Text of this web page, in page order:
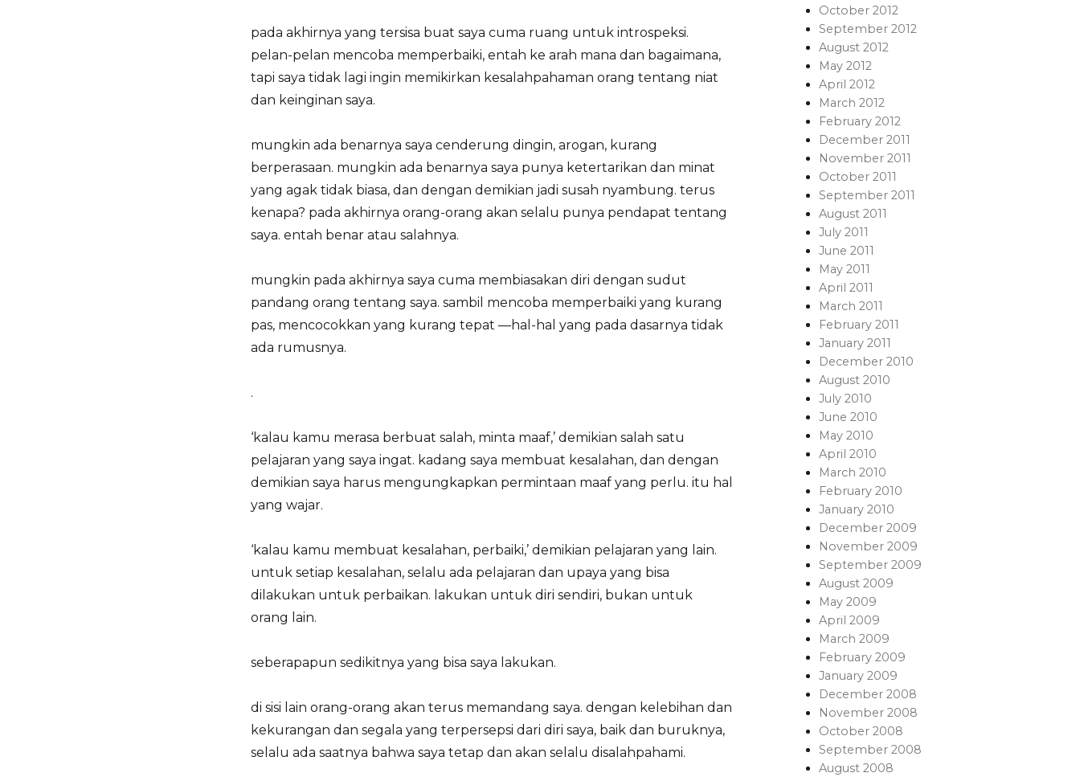
pada akhirnya yang tersisa buat saya cuma ruang untuk introspeksi.
pelan-pelan mencoba memperbaiki, entah ke arah mana dan bagaimana,
tapi saya tidak lagi ingin memikirkan kesalahpahaman orang tentang niat
dan keinginan saya.
mungkin ada benarnya saya cenderung dingin, arogan, kurang
berperasaan. mungkin ada benarnya saya punya ketertarikan dan minat
yang agak tidak biasa, dan dengan demikian jadi susah nyambung. terus
kenapa? pada akhirnya orang-orang akan selalu punya pendapat tentang
saya. entah benar atau salahnya.
mungkin pada akhirnya saya cuma membiasakan diri dengan sudut
pandang orang tentang saya. sambil mencoba memperbaiki yang kurang
pas, mencocokkan yang kurang tepat —hal-hal yang pada dasarnya tidak
ada rumusnya.
.
‘kalau kamu merasa berbuat salah, minta maaf,’ demikian salah satu
pelajaran yang saya ingat. kadang saya membuat kesalahan, dan dengan
demikian saya harus mengungkapkan permintaan maaf yang perlu. itu hal
yang wajar.
‘kalau kamu membuat kesalahan, perbaiki,’ demikian pelajaran yang lain.
untuk setiap kesalahan, selalu ada pelajaran dan upaya yang bisa
dilakukan untuk perbaikan. lakukan untuk diri sendiri, bukan untuk
orang lain.
seberapapun sedikitnya yang bisa saya lakukan.
di sisi lain orang-orang akan terus memandang saya. dengan kelebihan dan
kekurangan dan segala yang terpersepsi dari diri saya, baik dan buruknya,
selalu ada saatnya bahwa saya tetap dan akan selalu disalahpahami.
October 2012
September 2012
August 2012
May 2012
April 2012
March 2012
February 2012
December 2011
November 2011
October 2011
September 2011
August 2011
July 2011
June 2011
May 2011
April 2011
March 2011
February 2011
January 2011
December 2010
August 2010
July 2010
June 2010
May 2010
April 2010
March 2010
February 2010
January 2010
December 2009
November 2009
September 2009
August 2009
May 2009
April 2009
March 2009
February 2009
January 2009
December 2008
November 2008
October 2008
September 2008
August 2008